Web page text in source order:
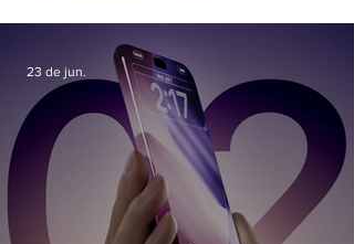
23 de jun.